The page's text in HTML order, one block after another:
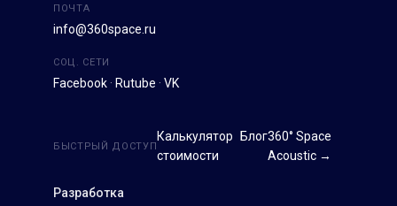
ПОЧТА
info@360space.ru
СОЦ. СЕТИ
Facebook · Rutube · VK
Разработка
БЫСТРЫЙ ДОСТУП
Калькулятор
стоимости
Блог360° Space
Acoustic →